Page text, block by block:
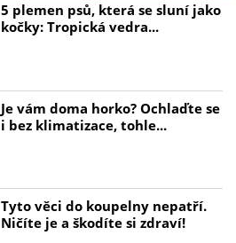
5 plemen psů, která se sluní jako
kočky: Tropická vedra...
Je vám doma horko? Ochlaďte se
i bez klimatizace, tohle...
Tyto věci do koupelny nepatří.
Ničíte je a škodíte si zdraví!